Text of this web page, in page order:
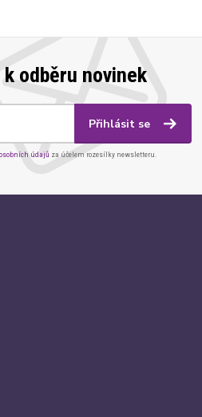
odběru novinek
Přihlásit se
údajů za účelem rozesílky newsletteru.